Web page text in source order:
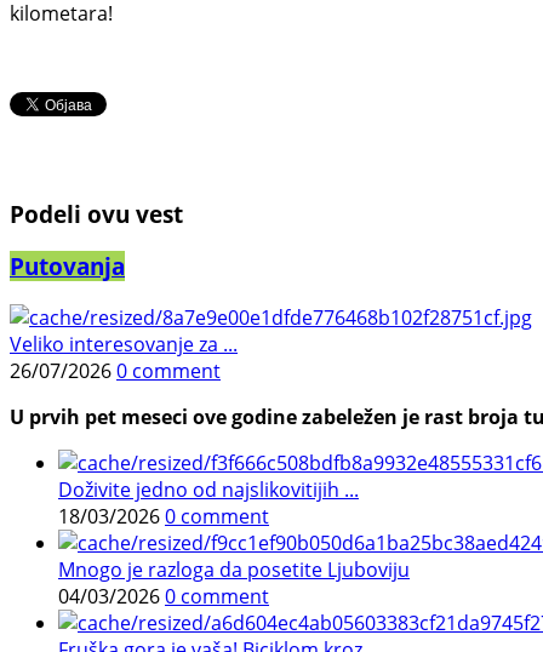
kilometara!
Podeli ovu vest
Putovanja
Veliko interesovanje za ...
26/07/20260 comment
U prvih pet meseci ove godine zabeležen je rast
Doživite jedno od najslikovitijih ...
18/03/20260 comment
Mnogo je razloga da posetite Ljuboviju
04/03/20260 comment